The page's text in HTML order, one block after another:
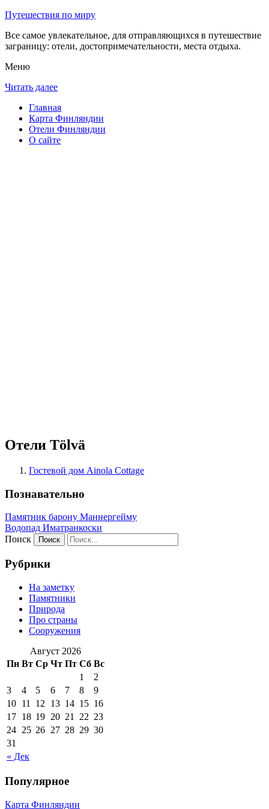
Путешествия по миру
Все самое увлекательное, для отправляющихся в путешествие
заграницу: отели, достопримечательности, места отдыха.
Меню
Читать далее
Главная
Карта Финляндии
Отели Финляндии
О сайте
Отели Tölvä
Гостевой дом Ainola Cottage
Познавательно
Памятник барону Маннергейму
Водопад Иматранкоски
Поиск
Рубрики
На заметку
Памятники
Природа
Про страны
Сооружения
Август 2026
Пн Вт Ср Чт Пт Сб Вс
« Дек
1
2
3
4 5 6 7 8
9
10 11 12 13 14 15 16
17 18 19 20 21 22 23
24 25 26 27 28 29 30
31
Популярное
Карта Финляндии